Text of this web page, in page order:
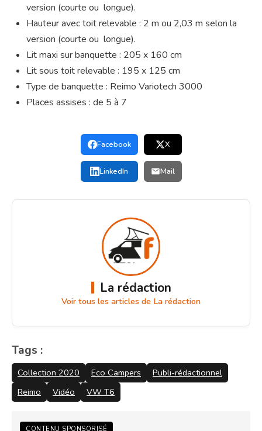
version (courte ou longue).
Hauteur avec toit relevable : 2 m ou 2,03 m selon la
version (courte ou longue).
Lit maxi sur banquette : 205 x 160 cm
Lit sous toit relevable : 195 x 125 cm
Type de banquette : Reimo Variotech 3000
Places assises : de 5 à 7
Facebook X
LinkedIn Mail
La rédaction
Voir tous les articles de La rédaction
Tags :
Collection 2020 Eco Campers
Publi-rédactionnel
Reimo
Vidéo VW T6
CONTENU SPONSORISÉ